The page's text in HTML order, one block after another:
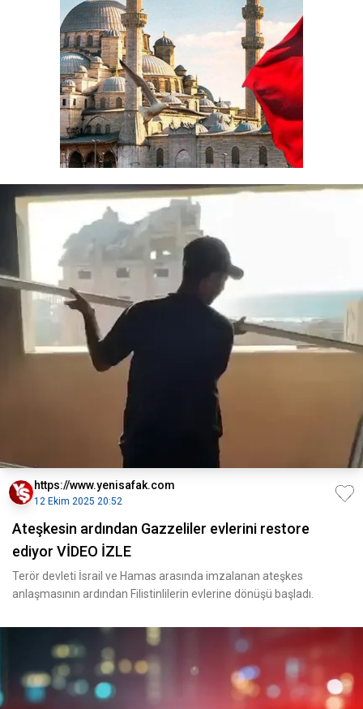
https://www.yenisafak.com
12 Ekim 2025 20:52
Ateşkesin ardından Gazzeliler evlerini restore
ediyor VİDEO İZLE
Terör devleti İsrail ve Hamas arasında imzalanan ateşkes
anlaşmasının ardından Filistinlilerin evlerine dönüşü başladı.